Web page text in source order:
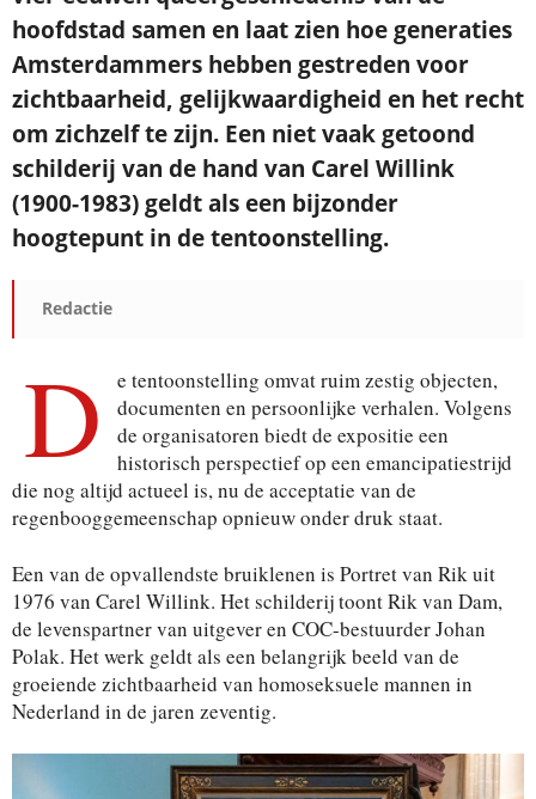
hoofdstad samen en laat zien hoe generaties
Amsterdammers hebben gestreden voor
zichtbaarheid, gelijkwaardigheid en het recht
om zichzelf te zijn. Een niet vaak getoond
schilderij van de hand van Carel Willink
(1900-1983) geldt als een bijzonder
hoogtepunt in de tentoonstelling.
Redactie
D
e tentoonstelling omvat ruim zestig objecten,
documenten en persoonlijke verhalen. Volgens
de organisatoren biedt de expositie een
historisch perspectief op een emancipatiestrijd
die nog altijd actueel is, nu de acceptatie van de
regenbooggemeenschap opnieuw onder druk staat.
Een van de opvallendste bruiklenen is Portret van Rik uit
1976 van Carel Willink. Het schilderij toont Rik van Dam,
de levenspartner van uitgever en COC-bestuurder Johan
Polak. Het werk geldt als een belangrijk beeld van de
groeiende zichtbaarheid van homoseksuele mannen in
Nederland in de jaren zeventig.
Je ontvangt een bevestiging in je mailbox.